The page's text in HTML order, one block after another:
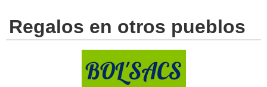
Regalos en otros pueblos